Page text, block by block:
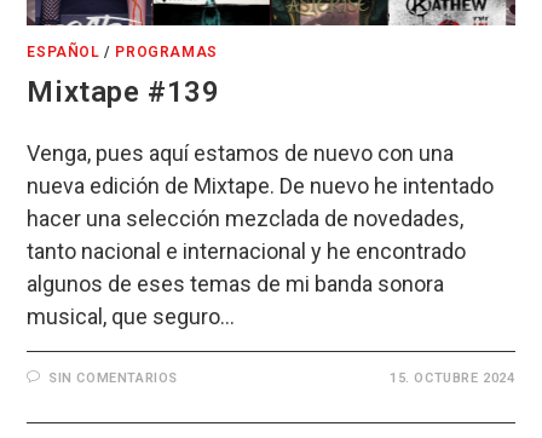
ESPAÑOL / PROGRAMAS
Mixtape #139
Venga, pues aquí estamos de nuevo con una
nueva edición de Mixtape. De nuevo he intentado
hacer una selección mezclada de novedades,
tanto nacional e internacional y he encontrado
algunos de eses temas de mi banda sonora
musical, que seguro…
SIN COMENTARIOS 15. OCTUBRE 2024